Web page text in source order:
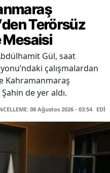
Terörsüz
Mesaisi
Gül, saat
çalışmalardan
Kahramanmaraş
de yer aldı.
08 Ağustos 2026 - 03:54